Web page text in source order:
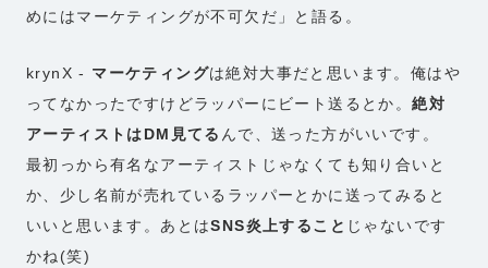
めにはマーケティングが不可欠だ」と語る。
krynX - マーケティングは絶対大事だと思います。俺はや
ってなかったですけどラッパーにビート送るとか。絶対
アーティストはDM見てる んで、送った方がいいです。
最初っから有名なアーティストじゃなくても知り合いと
か、少し名前が売れているラッパーとかに送ってみると
いいと思います。あとはSNS炎上すること じゃないです
かね(笑)